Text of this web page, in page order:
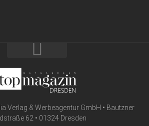
Verlag & Werbeagentur GmbH • Bautzner
62 • 01324 Dresden